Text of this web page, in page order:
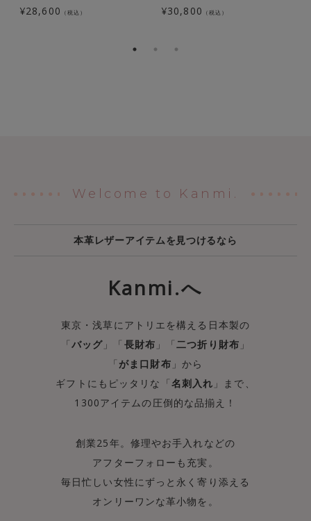
¥28,600 （税込）
¥30,800 （税込）
Welcome to Kanmi.
本革レザーアイテムを見つけるなら
Kanmi.へ
東京・浅草にアトリエを構える日本製の
「バッグ 」「 長財布 」「二つ折り財布 」
「 がま口財布 」から
ギフトにもピッタリな「名刺入れ 」まで、
1300アイテムの圧倒的な品揃え！
創業25年。修理やお手入れなどの
アフターフォローも充実。
毎日忙しい女性にずっと永く寄り添える
オンリーワンな革小物を。